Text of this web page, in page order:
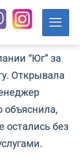
“Юг” за
Открывала
объяснила,
остались без